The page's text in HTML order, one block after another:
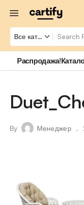
Распродажа!
By Менеджер